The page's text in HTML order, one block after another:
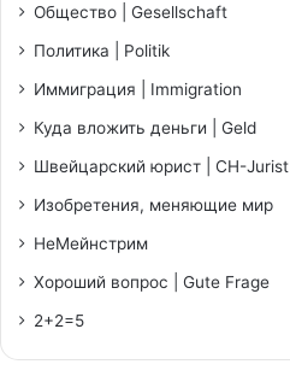
Общество | Gesellschaft
Политика | Politik
Иммиграция | Immigration
Куда вложить деньги | Geld
Швейцарский юрист | CH-Jurist
Изобретения, меняющие мир
НеМейнстрим
Хороший вопрос | Gute Frage
2+2=5